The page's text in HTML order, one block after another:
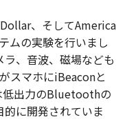
、そしてAmerica
ムの実験を行いまし
、音波、磁場なども
スマホにiBeaconと
低出力のBluetoothの
に開発されていま